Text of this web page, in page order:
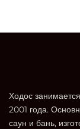
Ходос
2001 года.
саун и бань,